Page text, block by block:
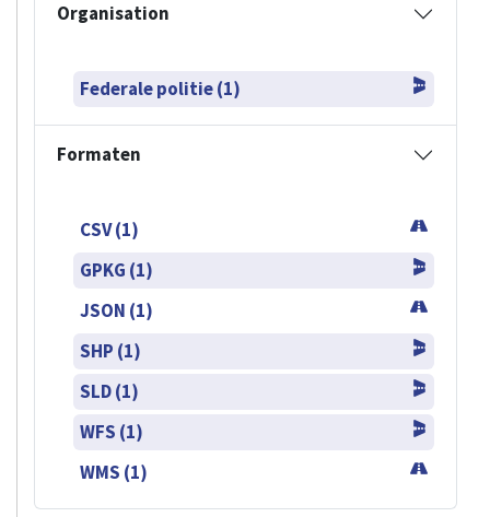
Organisation
Federale politie (1)
Formaten
CSV (1)
GPKG (1)
JSON (1)
SHP (1)
SLD (1)
WFS (1)
WMS (1)